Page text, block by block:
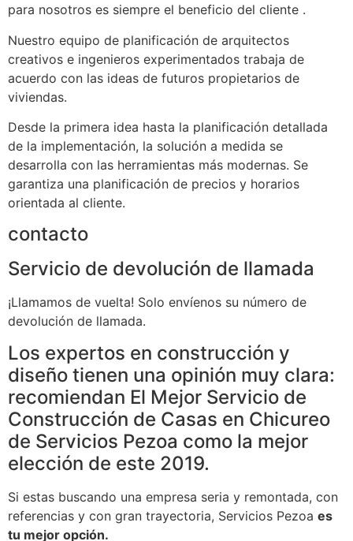
para nosotros es siempre el beneficio del cliente .
Nuestro equipo de planificación de arquitectos
creativos e ingenieros experimentados trabaja de
acuerdo con las ideas de futuros propietarios de
viviendas.
Desde la primera idea hasta la planificación detallada
de la implementación, la solución a medida se
desarrolla con las herramientas más modernas. Se
garantiza una planificación de precios y horarios
orientada al cliente.
contacto
Servicio de devolución de llamada
¡Llamamos de vuelta! Solo envíenos su número de
devolución de llamada.
Los expertos en construcción y
diseño tienen una opinión muy clara:
recomiendan El Mejor Servicio de
Construcción de Casas en Chicureo
de Servicios Pezoa como la mejor
elección de este 2019.
Si estas buscando una empresa seria y remontada, con
referencias y con gran trayectoria, Servicios Pezoa es
tu mejor opción.